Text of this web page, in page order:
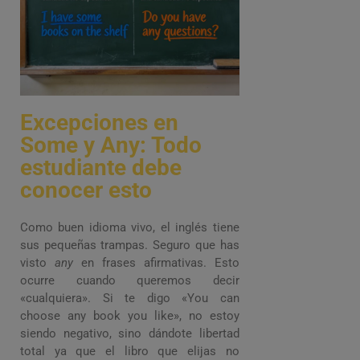
Excepciones en
Some y Any: Todo
estudiante debe
conocer esto
Como buen idioma vivo, el inglés tiene
sus pequeñas trampas. Seguro que has
visto anyen frases afirmativas. Esto
ocurre cuando queremos decir
«cualquiera». Si te digo «You can
choose any book you like», no estoy
siendo negativo, sino dándote libertad
total ya que el libro que elijas no